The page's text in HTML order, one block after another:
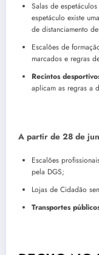
Salas de
espetáculo existe
de distanciamento
Escalões de
marcados e regras
Recintos
aplicam as regras a
A partir de 28 de
Escalões
pela DGS;
Lojas de Cidadão
Transportes